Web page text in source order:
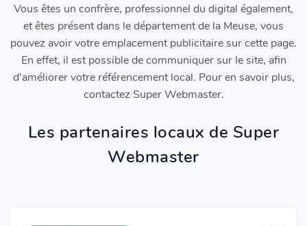
Vous êtes un confrère, professionnel du digital également,
et êtes présent dans le département de la Meuse, vous
pouvez avoir votre emplacement publicitaire sur cette page.
En effet, il est possible de communiquer sur le site, afin
d'améliorer votre référencement local. Pour en savoir plus,
contactez Super Webmaster.
Les partenaires locaux de Super
Webmaster